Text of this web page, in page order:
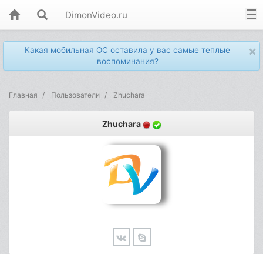
DimonVideo.ru
×
Какая мобильная ОС оставила у вас самые теплые
воспоминания?
Главная Пользователи Zhuchara
Zhuchara